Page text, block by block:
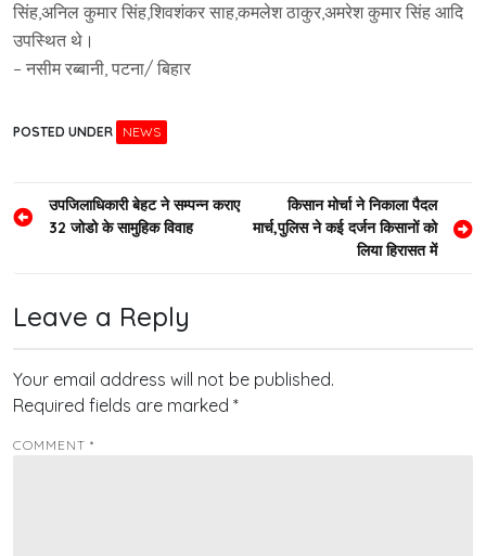
सिंह,अनिल कुमार सिंह,शिवशंकर साह,कमलेश ठाकुर,अमरेश कुमार सिंह आदि
उपस्थित थे।
– नसीम रब्बानी, पटना/ बिहार
POSTED UNDER NEWS
Post
navigation
उपजिलाधिकारी बेहट ने सम्पन्न कराए
32 जोडो के सामुहिक विवाह
किसान मोर्चा ने निकाला पैदल
मार्च,पुलिस ने कई दर्जन किसानों को
लिया हिरासत में
Leave a Reply
Your email address will not be published.
Required fields are marked *
COMMENT *